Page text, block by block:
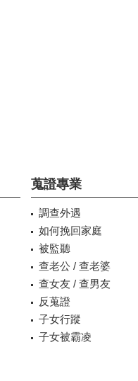
蒐證專業
調查外遇
如何挽回家庭
被監聽
查老公 / 查老婆
查女友 / 查男友
反蒐證
子女行蹤
子女被霸凌